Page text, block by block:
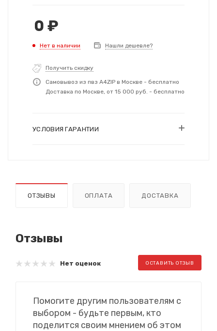
0 ₽
Нет в наличии Нашли дешевле?
Получить скидку
Самовывоз из пвз A4ZIP в Москве - бесплатно
Доставка по Москве, от 15 000 руб. - бесплатно
УСЛОВИЯ ГАРАНТИИ
ОТЗЫВЫ ОПЛАТА ДОСТАВКА
Отзывы
Нет оценок ОСТАВИТЬ ОТЗЫВ
Помогите другим пользователям с
выбором - будьте первым, кто
поделится своим мнением об этом